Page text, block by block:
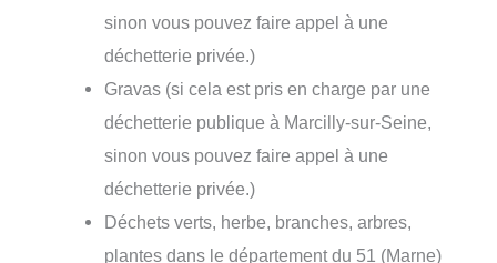
sinon vous pouvez faire appel à une
déchetterie privée.)
Gravas (si cela est pris en charge par une
déchetterie publique à Marcilly-sur-Seine,
sinon vous pouvez faire appel à une
déchetterie privée.)
Déchets verts, herbe, branches, arbres,
plantes dans le département du 51 (Marne)